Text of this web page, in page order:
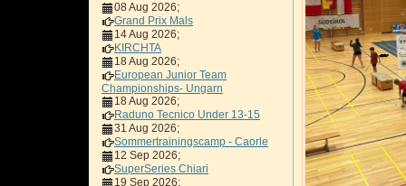
08 Aug 2026;
Grand Prix Mals
14 Aug 2026;
KIRCHTA
18 Aug 2026;
European Junior Team
Championships- Ungarn
18 Aug 2026;
Raduno Tecnico Under 13-15
31 Aug 2026;
Sommertrainingscamp - Caorle
12 Sep 2026;
SuperSeries Chiari
19 Sep 2026;